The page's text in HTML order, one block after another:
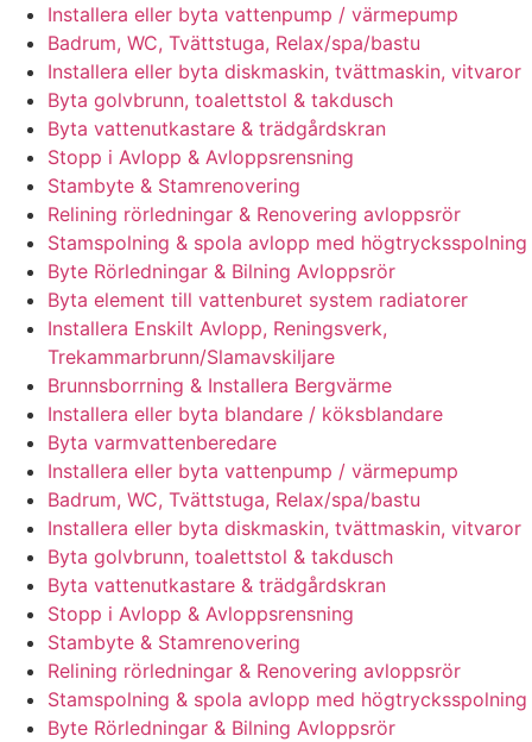
Installera eller byta vattenpump / värmepump
Badrum, WC, Tvättstuga, Relax/spa/bastu
Installera eller byta diskmaskin, tvättmaskin, vitvaror
Byta golvbrunn, toalettstol & takdusch
Byta vattenutkastare & trädgårdskran
Stopp i Avlopp & Avloppsrensning
Stambyte & Stamrenovering
Relining rörledningar & Renovering avloppsrör
Stamspolning & spola avlopp med högtrycksspolning
Byte Rörledningar & Bilning Avloppsrör
Byta element till vattenburet system radiatorer
Installera Enskilt Avlopp, Reningsverk,
Trekammarbrunn/Slamavskiljare
Brunnsborrning & Installera Bergvärme
Installera eller byta blandare / köksblandare
Byta varmvattenberedare
Installera eller byta vattenpump / värmepump
Badrum, WC, Tvättstuga, Relax/spa/bastu
Installera eller byta diskmaskin, tvättmaskin, vitvaror
Byta golvbrunn, toalettstol & takdusch
Byta vattenutkastare & trädgårdskran
Stopp i Avlopp & Avloppsrensning
Stambyte & Stamrenovering
Relining rörledningar & Renovering avloppsrör
Stamspolning & spola avlopp med högtrycksspolning
Byte Rörledningar & Bilning Avloppsrör